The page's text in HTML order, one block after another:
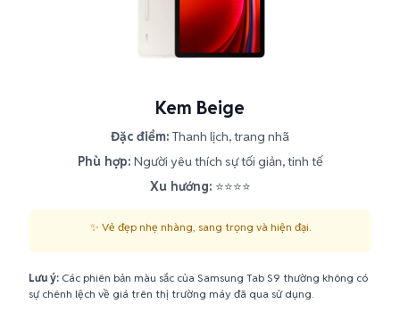
Kem Beige
Đặc điểm: Thanh lịch, trang nhã
Phù hợp: Người yêu thích sự tối giản, tinh tế
Xu hướng: ⭐⭐⭐⭐
✨ Vẻ đẹp nhẹ nhàng, sang trọng và hiện đại.
Lưu ý: Các phiên bản màu sắc của Samsung Tab S9 thường không có
sự chênh lệch về giá trên thị trường máy đã qua sử dụng.